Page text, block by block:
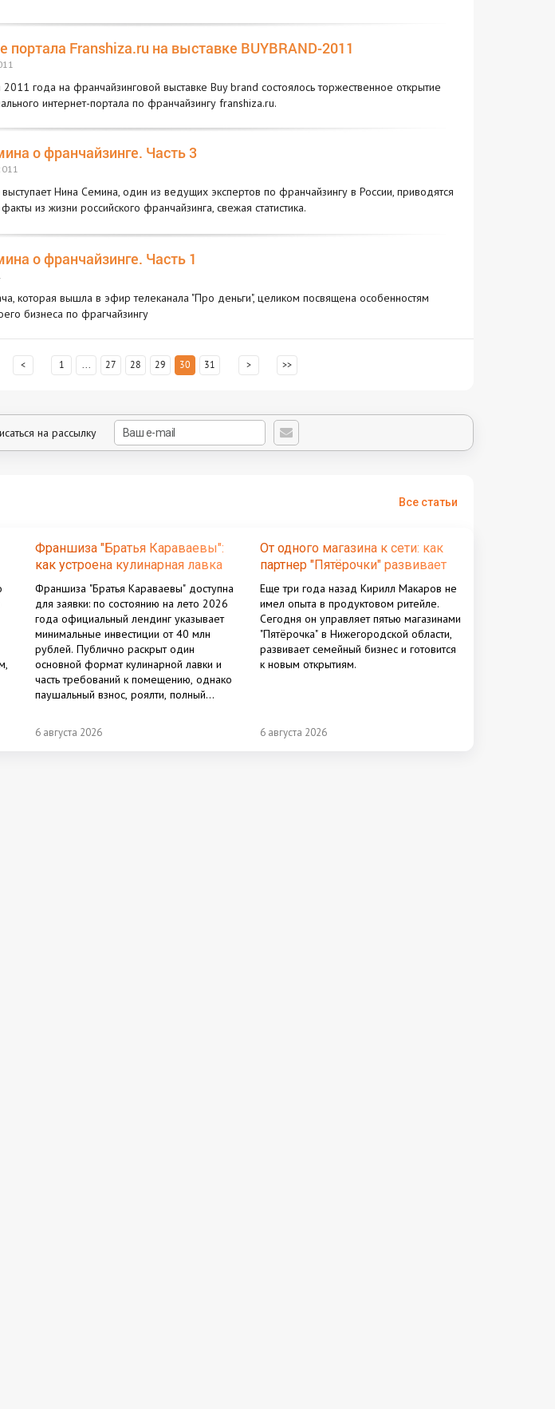
портала Franshiza.ru на выставке BUYBRAND-2011
2011 года на франчайзинговой выставке Buy brand состоялось торжественное открытие
интернет-портала по франчайзингу franshiza.ru.
о франчайзинге. Часть 3
Нина Семина, один из ведущих экспертов по франчайзингу в России, приводятся
из жизни российского франчайзинга, свежая статистика.
о франчайзинге. Часть 1
которая вышла в эфир телеканала "Про деньги", целиком посвящена особенностям
бизнеса по фрагчайзингу
< 1 ... 27 28 29 30 31 > >>
на рассылку
Все статьи
Франшиза "Братья Караваевы":
как устроена кулинарная лавка
Франшиза "Братья Караваевы" доступна
для заявки: по состоянию на лето 2026
года официальный лендинг указывает
минимальные инвестиции от 40 млн
рублей. Публично раскрыт один
основной формат кулинарной лавки и
часть требований к помещению, однако
паушальный взнос, роялти, полный
"Братья Караваевы": инвестиции от 40
6 августа 2026
От одного магазина к сети: как
партнер "Пятёрочки" развивает
бизнес в Нижегородской
области
Еще три года назад Кирилл Макаров не
имел опыта в продуктовом ритейле.
Сегодня он управляет пятью магазинами
"Пятёрочка" в Нижегородской области,
развивает семейный бизнес и готовится
к новым открытиям.
6 августа 2026